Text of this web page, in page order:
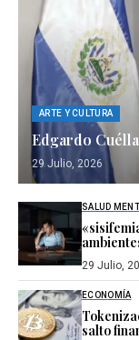
ARTE Y CULTURA
Edgardo
29 Julio, 2026
SALUD
29 Julio,
ECONOMÍA
salto